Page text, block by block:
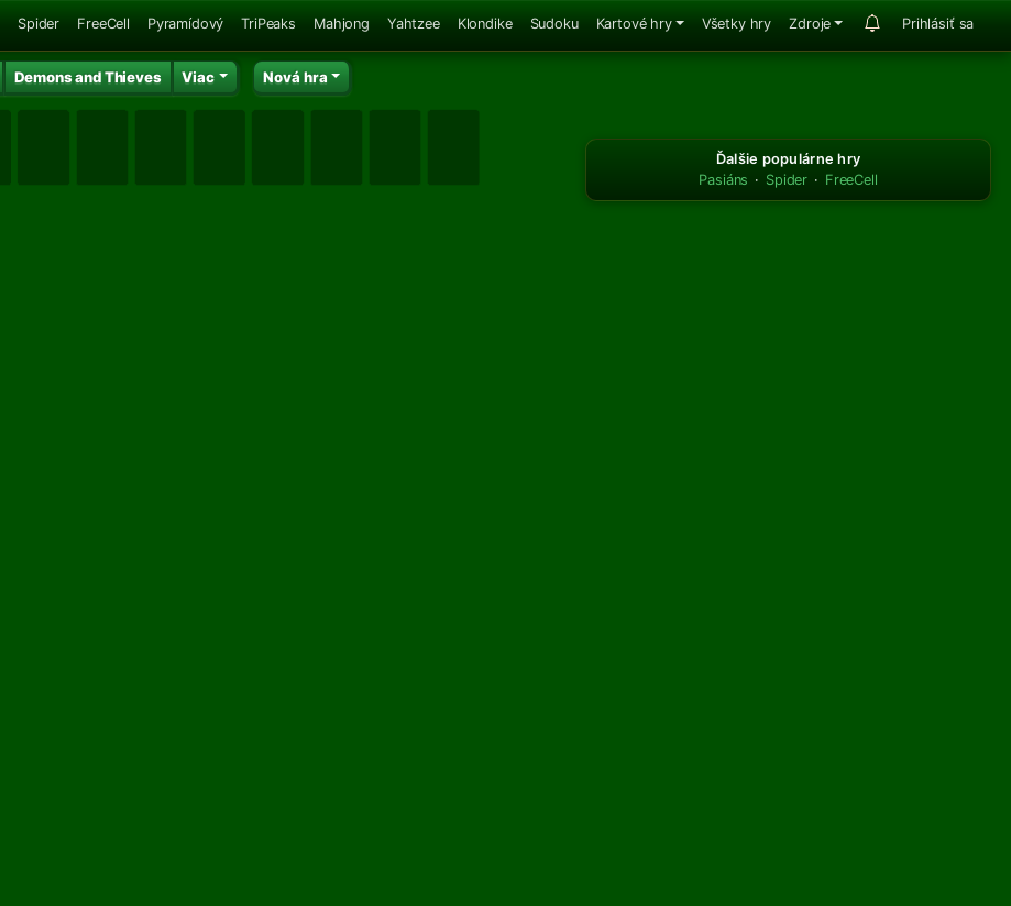
Spider FreeCell Pyramídový TriPeaks Mahjong Yahtzee Klondike Sudoku Kartové hry Všetky hry Zdroje Prihlásiť sa
Demons and Thieves Viac Nová hra
Ďalšie populárne hry
Pasiáns · Spider · FreeCell